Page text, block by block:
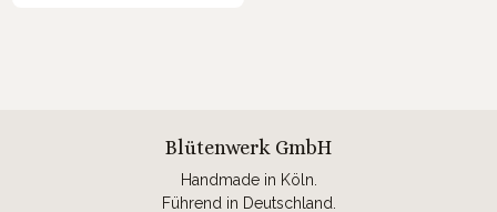
Blütenwerk GmbH
Handmade in Köln.
Führend in Deutschland.